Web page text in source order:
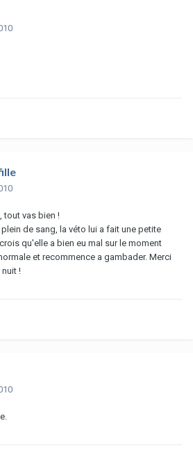
tout vas bien !
de sang, la véto lui a fait une petite
qu'elle a bien eu mal sur le moment
et recommence a gambader. Merci
!